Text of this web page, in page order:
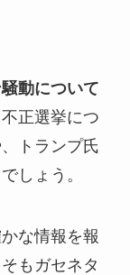
動について
正選挙につ
トランプ氏
しょう。
な情報を報
もガセネタ